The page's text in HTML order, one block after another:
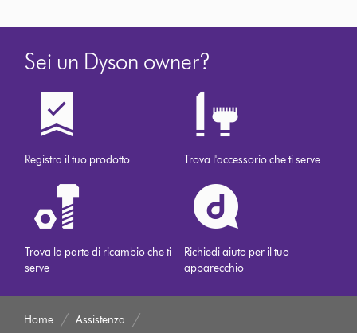
Sei un Dyson owner?
Registra il tuo prodotto Trova l'accessorio che ti serve
Trova la parte di ricambio che ti
serve
Richiedi aiuto per il tuo
apparecchio
Home Assistenza